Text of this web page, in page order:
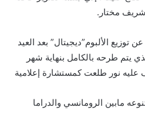
شريف مختار.
توزيع الألبوم”ديجيتال” بعد العيد
يتم طرحه بالكامل بنهاية شهر
نور طلعت كمستشارة إعلامية
15 أغنية متنوعه مابين الرومانسي والدراما